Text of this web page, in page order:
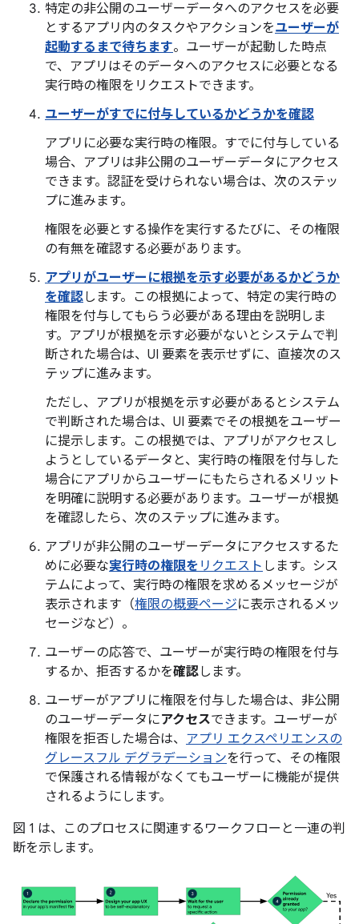
特定の非公開のユーザーデータへのアクセスを必要
とするアプリ内のタスクやアクションをユーザーが
起動するまで待ちます。ユーザーが起動した時点
で、アプリはそのデータへのアクセスに必要となる
実行時の権限をリクエストできます。
ユーザーがすでに付与しているかどうかを確認
アプリに必要な実行時の権限。すでに付与している
場合、アプリは非公開のユーザーデータにアクセス
できます。認証を受けられない場合は、次のステッ
プに進みます。
権限を必要とする操作を実行するたびに、その権限
の有無を確認する必要があります。
アプリがユーザーに根拠を示す必要があるかどうか
を確認します。この根拠によって、特定の実行時の
権限を付与してもらう必要がある理由を説明しま
す。アプリが根拠を示す必要がないとシステムで判
断された場合は、UI 要素を表示せずに、直接次のス
テップに進みます。
ただし、アプリが根拠を示す必要があるとシステム
で判断された場合は、UI 要素でその根拠をユーザー
に提示します。この根拠では、アプリがアクセスし
ようとしているデータと、実行時の権限を付与した
場合にアプリからユーザーにもたらされるメリット
を明確に説明する必要があります。ユーザーが根拠
を確認したら、次のステップに進みます。
アプリが非公開のユーザーデータにアクセスするた
めに必要な実行時の権限を リクエスト します。シス
テムによって、実行時の権限を求めるメッセージが
表示されます（権限の概要ページに表示されるメッ
セージなど）。
ユーザーの応答で、ユーザーが実行時の権限を付与
するか、拒否するかを確認します。
ユーザーがアプリに権限を付与した場合は、非公開
のユーザーデータにアクセスできます。ユーザーが
権限を拒否した場合は、 アプリ エクスペリエンスの
グレースフル デグラデーションを行って、その権限
で保護される情報がなくてもユーザーに機能が提供
されるようにします。
図 1 は、このプロセスに関連するワークフローと一連の判
断を示します。